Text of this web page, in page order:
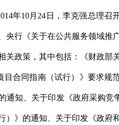
年10月24日，李克强总理
央行《关于在公共服务领域推
关政策，其中包括：《财政部
目合同指南（试行）》要求规
通知、关于印发《政府采购
）》的通知、关于印发《政